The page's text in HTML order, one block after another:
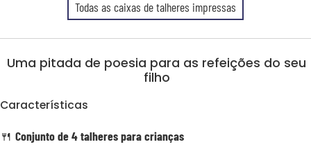
Todas as caixas de talheres impressas
Uma pitada de poesia para as refeições do seu
filho
Características
🍴 Conjunto de 4 talheres para crianças